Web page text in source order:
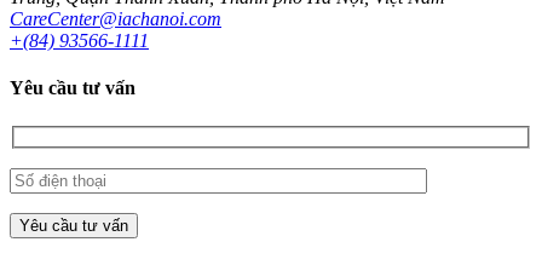
CareCenter@iachanoi.com
+(84) 93566-1111
Yêu cầu tư vấn